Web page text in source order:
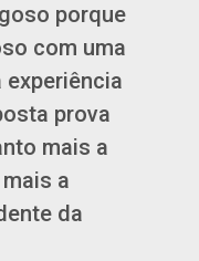
porque
com uma
experiência
prova
mais a
a
da